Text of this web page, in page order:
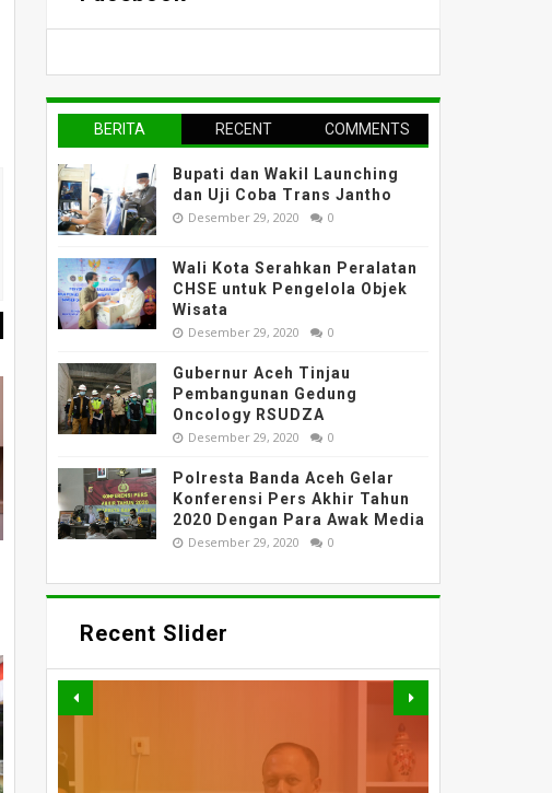
BERITA
RECENT COMMENTS
Bupati dan Wakil Launching
dan Uji Coba Trans Jantho
Desember 29, 2020 0
Wali Kota Serahkan Peralatan
CHSE untuk Pengelola Objek
Wisata
Desember 29, 2020 0
Gubernur Aceh Tinjau
Pembangunan Gedung
Oncology RSUDZA
Desember 29, 2020 0
Polresta Banda Aceh Gelar
Konferensi Pers Akhir Tahun
2020 Dengan Para Awak Media
Desember 29, 2020 0
Recent Slider
PERKUAT AKSES DAN